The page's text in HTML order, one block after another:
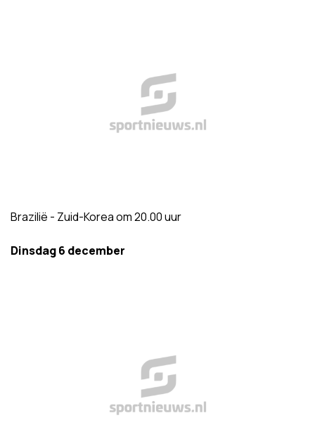
Brazilië - Zuid-Korea om 20.00 uur
Dinsdag 6 december